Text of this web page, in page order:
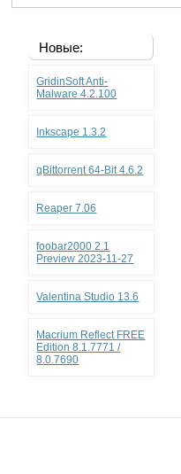
Новые:
GridinSoft Anti-
Malware 4.2.100
Inkscape 1.3.2
qBittorrent 64-Bit 4.6.2
Reaper 7.06
foobar2000 2.1
Preview 2023-11-27
Valentina Studio 13.6
Macrium Reflect FREE
Edition 8.1.7771 /
8.0.7690